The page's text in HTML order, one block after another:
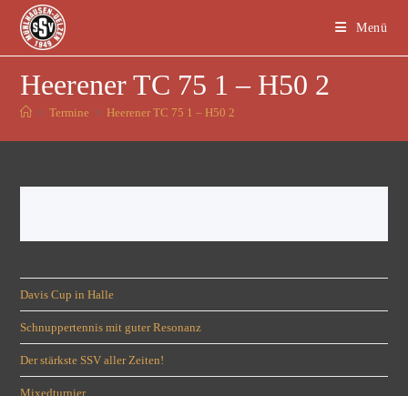
Menü
Heerener TC 75 1 – H50 2
> Termine > Heerener TC 75 1 – H50 2
Davis Cup in Halle
Schnuppertennis mit guter Resonanz
Der stärkste SSV aller Zeiten!
Mixedturnier